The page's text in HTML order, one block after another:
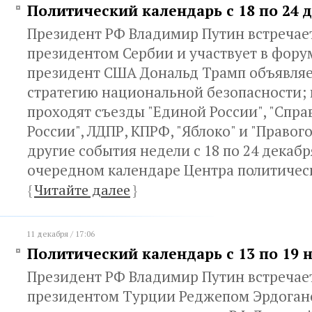
Политический календарь с 18 по 24
Президент РФ Владимир Путин
президентом Сербии и участвует в
президент США Дональд Трамп
стратегию национальной безопасности;
проходят съезды "Единой России",
России", ЛДПР, КПРФ, "Яблоко" и
другие события недели с 18 по 24
очередном календаре Центра
{Читайте далее}
11 декабря / 17:06
Политический календарь с 13 по 19
Президент РФ Владимир Путин
президентом Турции Реджепом